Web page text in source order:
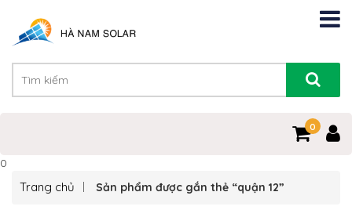
0
0
Trang chủ Sản phẩm được gắn thẻ “quận 12”